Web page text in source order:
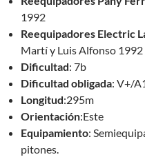
1992
Reequipadores Electric
Martí y Luis Alfonso 1992
Dificultad: 7b
Dificultad obligada: V+/
Longitud:295m
Orientación:Este
Equipamiento:
pitones.